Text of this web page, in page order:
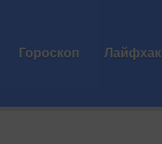
Гороскоп Лайфхак